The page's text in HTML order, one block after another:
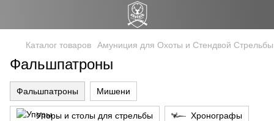
Каталог товаров Амуниция для Охоты и Стендвой Стрельбы
Фальшпатроны
Фальшпатроны Мишени
Упоры и столы для стрельбы Хронографы